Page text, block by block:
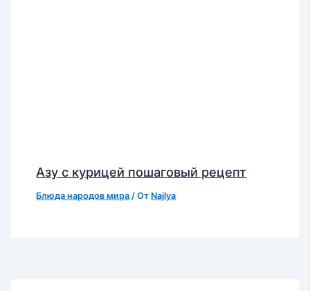
Азу с курицей пошаговый рецепт
Блюда народов мира / От Najlya